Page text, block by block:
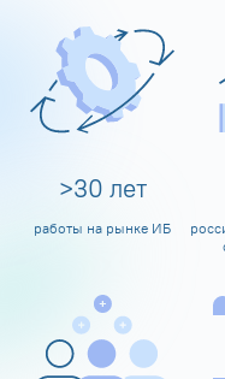
>30 лет
работы на рынке ИБ